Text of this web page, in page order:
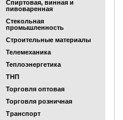
Спиртовая, винная и
пивоваренная
Стекольная
промышленность
Строительные материалы
Телемеханика
Теплоэнергетика
ТНП
Торговля оптовая
Торговля розничная
Транспорт